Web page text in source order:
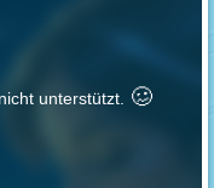
unterstützt. 🥴️